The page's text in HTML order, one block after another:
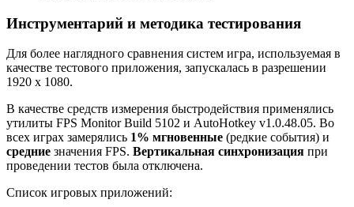
Инструментарий и методика тестирования
Для более наглядного сравнения систем игра, используемая в
качестве тестового приложения, запускалась в разрешении
1920 х 1080.
В качестве средств измерения быстродействия применялись
утилиты FPS Monitor Build 5102 и AutoHotkey v1.0.48.05. Во
всех играх замерялись 1% мгновенные (редкие события) и
средние значения FPS. Вертикальная синхронизация при
проведении тестов была отключена.
Список игровых приложений: